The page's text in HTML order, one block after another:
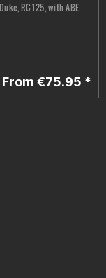
RC 125, with ABE
From €75.95 *